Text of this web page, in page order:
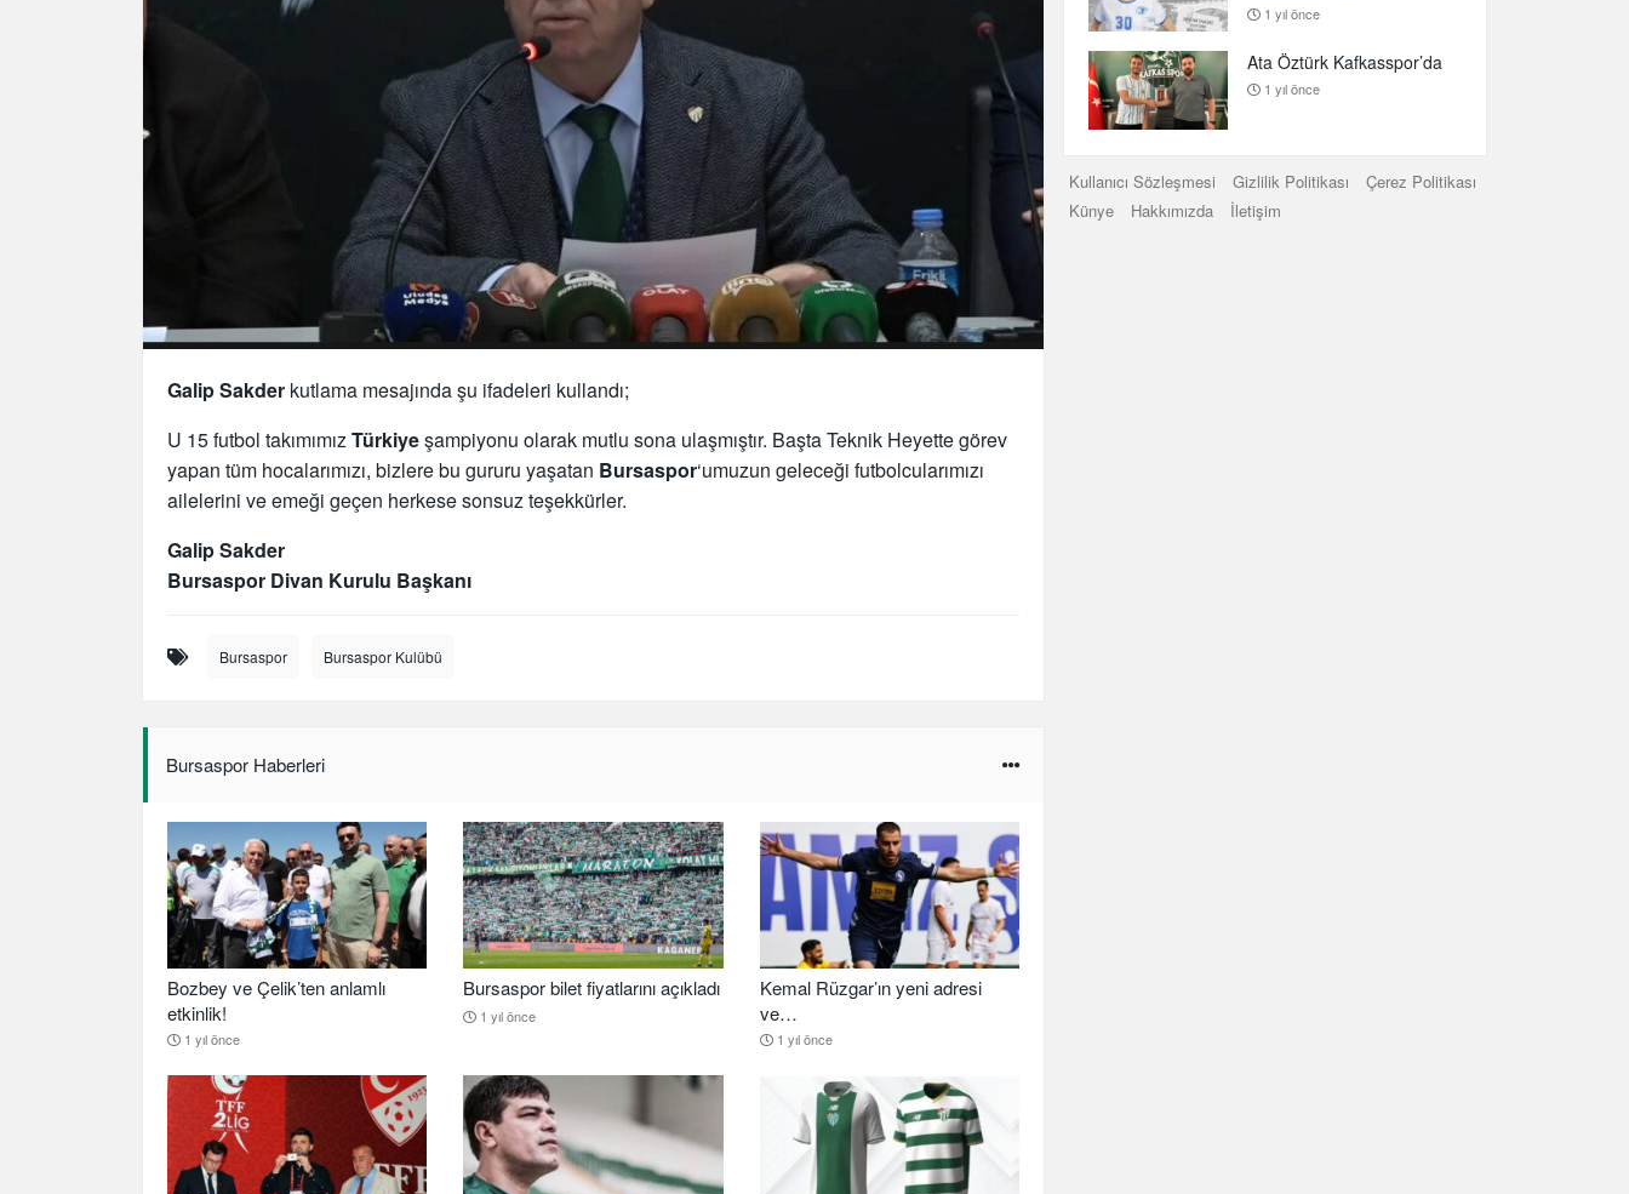
Galip Sakder kutlama mesajında şu ifadeleri kullandı;
U 15 futbol takımımızTürkiyeşampiyonu olarak mutlu sona ulaşmıştır. Başta Teknik Heyette görev
yapan tüm hocalarımızı, bizlere bu gururu yaşatan Bursaspor‘umuzun geleceği futbolcularımızı
ailelerini ve emeği geçen herkese sonsuz teşekkürler.
Galip Sakder
Bursaspor Divan Kurulu Başkanı
Bursaspor Bursaspor Kulübü
Bursaspor Haberleri
Bozbey ve Çelik’ten anlamlı
etkinlik!
1 yıl önce
Bursaspor bilet fiyatlarını açıkladı
1 yıl önce
Kemal Rüzgar’ın yeni adresi
ve…
1 yıl önce
1 yıl önce
Ata Öztürk Kafkasspor’da
1 yıl önce
Kullanıcı Sözleşmesi Gizlilik Politikası
Çerez Politikası
Künye
Hakkımızda İletişim